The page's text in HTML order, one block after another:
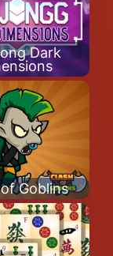
Dark
Goblins